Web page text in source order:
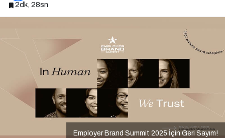
2dk, 28sn
Employer Brand Summit 2025 İçin Geri Sayım!